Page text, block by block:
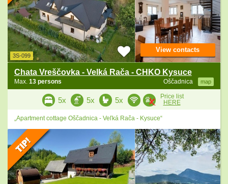
3S-099
Chata Vreščovka - Velká Rača - CHKO Kysuce
Oščadnica map
Max. 13 persons
View contacts
5x 5x 5x
Price list
HERE
„Apartment cottage Oščadnica - Veľká Rača - Kysuce“